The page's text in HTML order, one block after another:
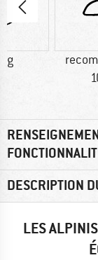
g
DESCRIPTION
LES